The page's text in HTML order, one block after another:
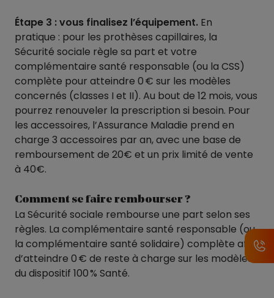
Étape 3 : vous finalisez l’équipement. En
pratique : pour les prothèses capillaires, la
Sécurité sociale règle sa part et votre
complémentaire santé responsable (ou la CSS)
complète pour atteindre 0 € sur les modèles
concernés (classes I et II). Au bout de 12 mois, vous
pourrez renouveler la prescription si besoin. Pour
les accessoires, l’Assurance Maladie prend en
charge 3 accessoires par an, avec une base de
remboursement de 20€ et un prix limité de vente
à 40€.
Comment se faire rembourser ?
La Sécurité sociale rembourse une part selon ses
règles. La complémentaire santé responsable (ou
la complémentaire santé solidaire) complète afin
d’atteindre 0 € de reste à charge sur les modèles
du dispositif 100 % Santé.